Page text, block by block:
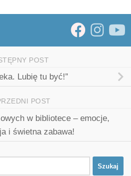
POST
Lubię tu być!”
POST
w bibliotece – emocje,
i świetna zabawa!